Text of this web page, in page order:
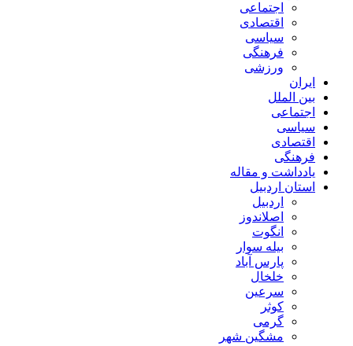
اجتماعی
اقتصادی
سیاسی
فرهنگی
ورزشی
ایران
بین الملل
اجتماعی
سیاسی
اقتصادی
فرهنگی
یادداشت و مقاله
استان اردبیل
اردبیل
اصلاندوز
انگوت
بیله سوار
پارس آباد
خلخال
سرعین
کوثر
گرمی
مشگین شهر